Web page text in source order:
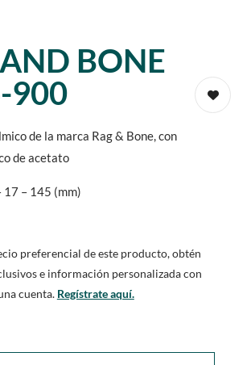
BONE
900
de la marca Rag & Bone, con
de acetato
17 – 145 (mm)
preferencial de este producto, obtén
e información personalizada con
cuenta. Regístrate aquí.